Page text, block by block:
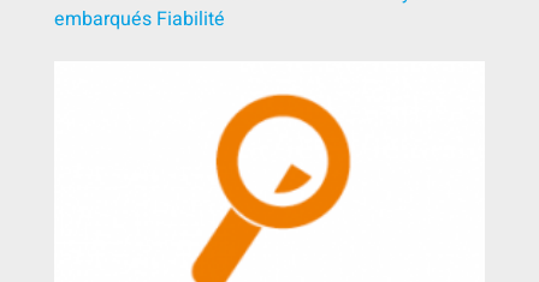
embarqués Fiabilité